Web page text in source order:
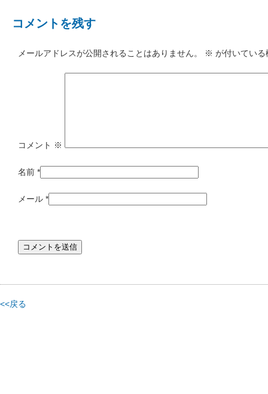
コメントを残す
メールアドレスが公開されることはありません。 ※ が付いてい
コメント ※
名前 *
メール *
<<戻る